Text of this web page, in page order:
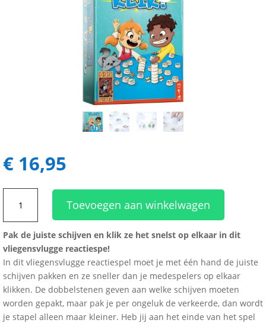
€ 16,95
aantal
Toevoegen aan winkelwagen
Pak de juiste schijven en klik ze het snelst op elkaar in dit
vliegensvlugge reactiespe!
In dit vliegensvlugge reactiespel moet je met één hand de juiste
schijven pakken en ze sneller dan je medespelers op elkaar
klikken. De dobbelstenen geven aan welke schijven moeten
worden gepakt, maar pak je per ongeluk de verkeerde, dan wordt
je stapel alleen maar kleiner. Heb jij aan het einde van het spel